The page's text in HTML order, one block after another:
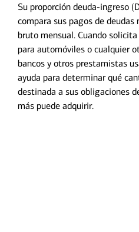
Su proporción deuda-ingreso
compara sus pagos de
bruto mensual. Cuando
para automóviles o cualquier
bancos y otros prestamistas
ayuda para determinar qué
destinada a sus obligaciones
más puede adquirir.